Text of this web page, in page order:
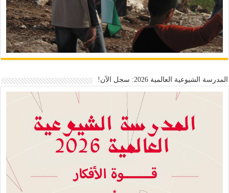
المدرسة الشيوعية العالمية 2026: سجل الآن!